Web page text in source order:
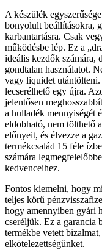
A készülék
bonyolult beállításokra,
karbantartásra. Csak
működésbe lép. Ez a
ideális kezdők számára,
gondtalan használatot.
vagy liquidet
lecserélhető egy újra.
jelentősen
a hulladék mennyiségét
eldobható, nem tölthető
előnyeit, és élvezze a
termékcsalád 15 féle
számára
kedvenceihez.
Fontos kiemelni, hogy
teljes körű
hogy amennyiben gyári
cseréljük. Ez a garancia
termékbe vetett
elkötelezettségünket.